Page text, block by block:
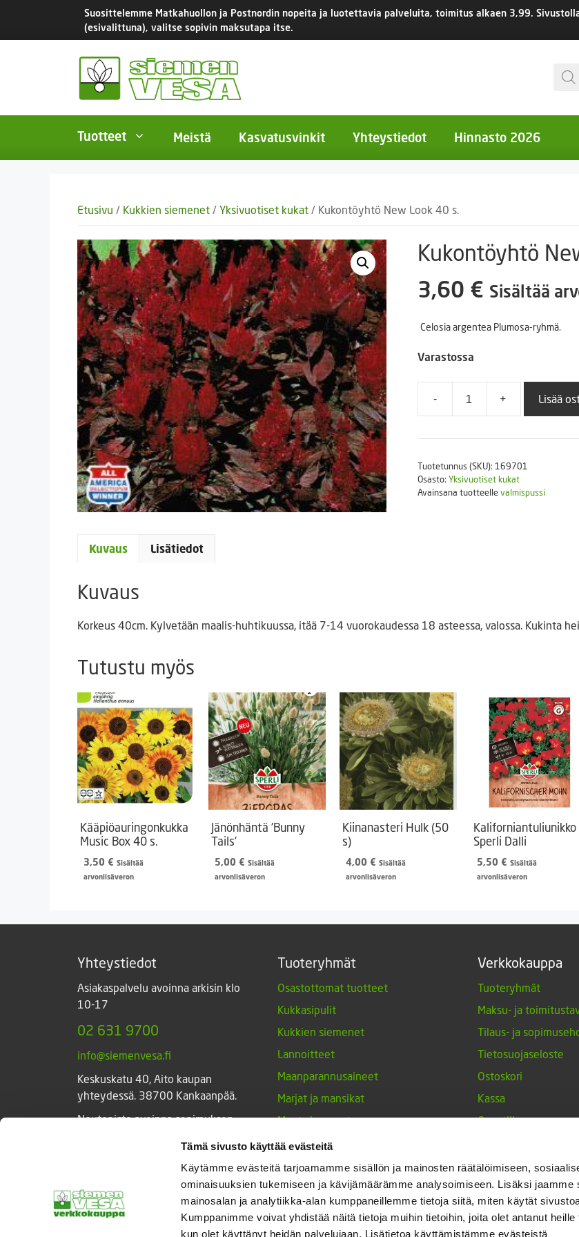
Tämä sivusto käyttää evästeitä
Käytämme evästeitä tarjoamamme sisällön ja mainosten räätälöimiseen,
ominaisuuksien tukemiseen ja kävijämäärämme analysoimiseen. Lisäksi jaamme
mainosalan ja analytiikka-alan kumppaneillemme tietoja siitä, miten käytät
Kumppanimme voivat yhdistää näitä tietoja muihin tietoihin, joita olet antanut heille
kun olet käyttänyt heidän palvelujaan. Lisätietoa käyttämistämme evästeistä
Suosittelemme Matkahuollon ja Postnordin nopeita ja luotettavia palveluita, toimitus alkaen 3,99.
(esivalittuna), valitse sopivin maksutapa itse.
Tuotteet
Salaatit
Istukassipulit
Monivuotiset kukat
Kaksivuotiset kukat
Kukkaseokset
Ruukut
Askartelutarvikkeet
Meistä Kasvatusvinkit Yhteystiedot Hinnasto 2026
Etusivu / Kukkien siemenet / Yksivuotiset kukat / Kukontöyhtö New Look 40 s.
Kukontöyhtö
3,60 € Sisältää
Celosia argentea Plumosa-ryhmä.
Varastossa
-
Kukontöyhtö
Look
s.
määrä
+ Lisää
Tuotetunnus (SKU): 169701
Osasto: Yksivuotiset kukat
Avainsana tuotteellevalmispussi
Kuvaus Lisätiedot
Kuvaus
Korkeus 40cm. Kylvetään maalis-huhtikuussa, itää 7-14 vuorokaudessa 18 asteessa, valossa. Kukinta
Tutustu myös
Kääpiöauringonkukka
Music Box 40 s.
3,50 € Sisältää
arvonlisäveron
Jänönhäntä ’Bunny
Tails’
5,00 € Sisältää
arvonlisäveron
Kiinanasteri Hulk (50
s)
4,00 € Sisältää
arvonlisäveron
Kaliforniantuliunikko
Sperli Dalli
5,50 € Sisältää
arvonlisäveron
Yhteystiedot
Asiakaspalvelu avoinna arkisin klo
10-17
02 631 9700
info@siemenvesa.fi
Keskuskatu 40, Aito kaupan
yhteydessä. 38700 Kankaanpää.
Noutopiste avoinna sopimuksen
Tuoteryhmät
Osastottomat tuotteet
Kukkasipulit
Kukkien siemenet
Lannoitteet
Maanparannusaineet
Marjat ja mansikat
Muut siemenet
Muut tuotteet
Siemenperunat
Tarvikkeet
Triumph-tulppaanit
Vihannesten siemenet
Verkkokauppa
Tuoteryhmät
Maksu- ja
Tilaus- ja
Tietosuojaseloste
Ostoskori
Kassa
Oma tili